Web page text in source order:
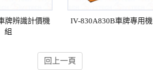
牌辨識計價機
組
IV-830A830B車牌專用機
回上一頁